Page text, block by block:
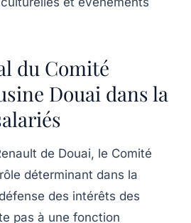
du Comité
Douai dans la
de Douai, le Comité
déterminant dans la
des intérêts des
pas à une fonction